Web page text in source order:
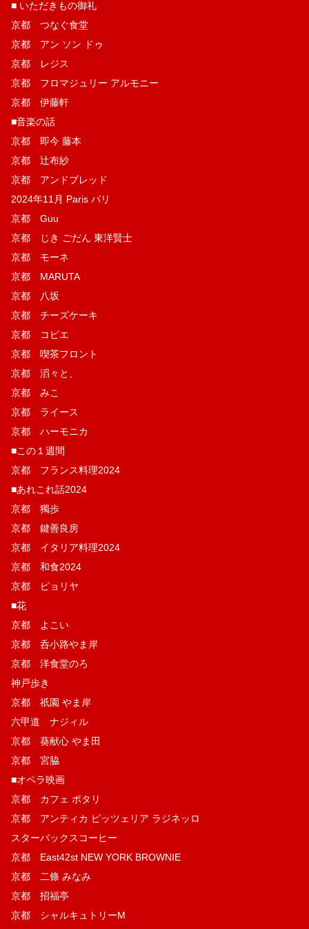
■ いただきもの御礼
京都 つなぐ食堂
京都 アン ソン ドゥ
京都 レジス
京都 フロマジュリー アルモニー
京都 伊藤軒
■音楽の話
京都 即今 藤本
京都 辻布紗
京都 アンドブレッド
2024年11月 Paris パリ
京都 Guu
京都 じき ごだん 東洋賢士
京都 モーネ
京都 MARUTA
京都 八坂
京都 チーズケーキ
京都 コピエ
京都 喫茶フロント
京都 滔々と、
京都 みこ
京都 ライース
京都 ハーモニカ
■この１週間
京都 フランス料理2024
■あれこれ話2024
京都 獨歩
京都 鍵善良房
京都 イタリア料理2024
京都 和食2024
京都 ピョリヤ
■花
京都 よこい
京都 呑小路やま岸
京都 洋食堂のろ
神戸歩き
京都 祇園 やま岸
六甲道 ナジィル
京都 葵献心 やま田
京都 宮脇
■オペラ映画
京都 カフェ ポタリ
京都 アンティカ ピッツェリア ラジネッロ
スターバックスコーヒー
京都 East42st NEW YORK BROWNIE
京都 二條 みなみ
京都 招福亭
京都 シャルキュトリーM